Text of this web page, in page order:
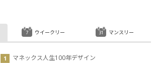
マネックス人生100年デザイン
ウイークリー マンスリー